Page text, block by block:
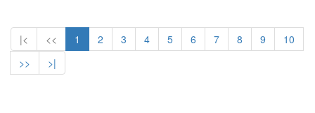
|< << 1 2 3 4 5 6 7 8 9
10
>>
>|